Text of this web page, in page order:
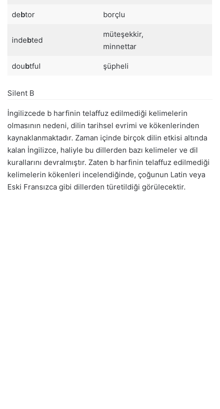
debtor borçlu
indebted
müteşekkir,
minnettar
doubtful şüpheli
Silent B
İngilizcede b harfinin telaffuz edilmediği kelimelerin
olmasının nedeni, dilin tarihsel evrimi ve kökenlerinden
kaynaklanmaktadır. Zaman içinde birçok dilin etkisi altında
kalan İngilizce, haliyle bu dillerden bazı kelimeler ve dil
kurallarını devralmıştır. Zaten b harfinin telaffuz edilmediği
kelimelerin kökenleri incelendiğinde, çoğunun Latin veya
Eski Fransızca gibi dillerden türetildiği görülecektir.